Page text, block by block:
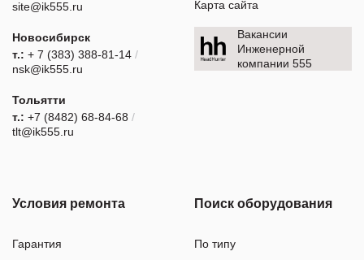
site@ik555.ru
Новосибирск
т.: + 7 (383) 388-81-14 /
nsk@ik555.ru
Тольятти
т.: +7 (8482) 68-84-68 /
tlt@ik555.ru
Карта сайта
Вакансии
Инженерной
компании 555
Условия ремонта
Гарантия
Поиск оборудования
По типу